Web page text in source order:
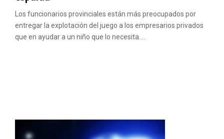
Los funcionarios provinciales están más preocupados por
entregar la explotación del juego a los empresarios privados
que en ayudar a un niño que lo necesita....